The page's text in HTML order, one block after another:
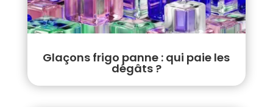
Glaçons frigo panne : qui paie les
dégâts ?